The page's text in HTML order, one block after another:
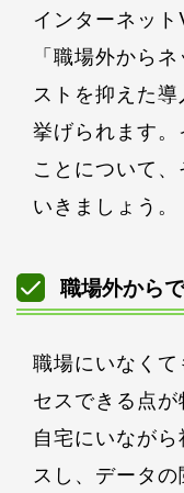
インターネッ
「職場外から
ストを抑えた
挙げられます
ことについて
いきましょう。
職場外から
職場にいなく
セスできる点
自宅にいなが
スし、データの